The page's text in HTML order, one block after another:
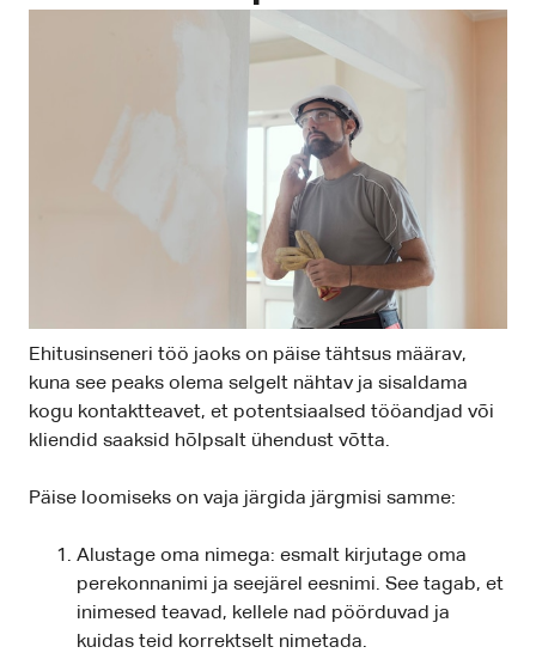
Ehitusinseneri töö jaoks on päise tähtsus määrav,
kuna see peaks olema selgelt nähtav ja sisaldama
kogu kontaktteavet, et potentsiaalsed tööandjad või
kliendid saaksid hõlpsalt ühendust võtta.
Päise loomiseks on vaja järgida järgmisi samme:
Alustage oma nimega: esmalt kirjutage oma
perekonnanimi ja seejärel eesnimi. See tagab, et
inimesed teavad, kellele nad pöörduvad ja
kuidas teid korrektselt nimetada.